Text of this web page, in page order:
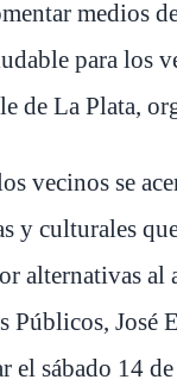
medios
para los
de La Plata,
vecinos se
y culturales
alternativas al
Públicos, José
el sábado 14